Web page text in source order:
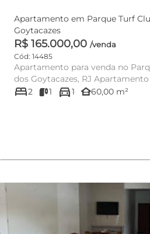
Apartamento em Parque Turf Club - Campos
Goytacazes
R$ 165.000,00 /venda
Cód: 14485
Apartamento para venda no Parque Turf Club - Campos
dos Goytacazes, RJ Apartamento com 2 quartos, sala
com 2...
bed2 1 directions_car1 other_houses60,00 m²